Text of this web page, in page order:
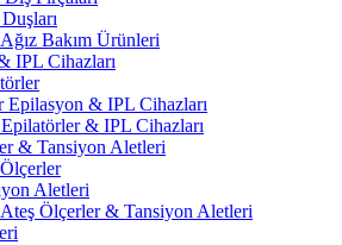
Bakım Ürünleri
IPL Cihazları
Epilasyon & IPL Cihazları
& IPL Cihazları
& Tansiyon Aletleri
Aletleri
Ölçerler & Tansiyon Aletleri